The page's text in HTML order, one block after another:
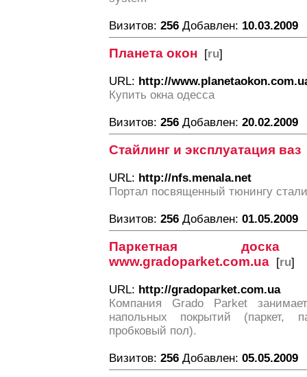
Визитов: 256 Добавлен: 10.03.2009
Планета окон [ru]
URL: http://
Купить окна одесса
Визитов: 256 Добавлен: 20.02.2009
Стайлинг и эксплуатация ваз
URL: http://nfs.menala.net
Портал посвященный тюнингу
Визитов: 256 Добавлен: 01.05.2009
Паркетная
www.gradoparket.com.ua [ru]
URL: http://gradoparket.com.ua
Компания Grado Parket
напольных покрытий (паркет,
пробковый пол).
Визитов: 256 Добавлен: 05.05.2009